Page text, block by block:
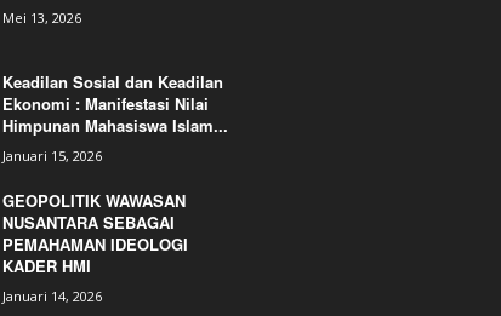
Mei 13, 2026
Keadilan Sosial dan Keadilan
Ekonomi : Manifestasi Nilai
Himpunan Mahasiswa Islam...
Januari 15, 2026
GEOPOLITIK WAWASAN
NUSANTARA SEBAGAI
PEMAHAMAN IDEOLOGI
KADER HMI
Januari 14, 2026